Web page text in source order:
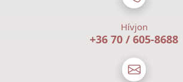
Hívjon
+36 70 / 605-8688